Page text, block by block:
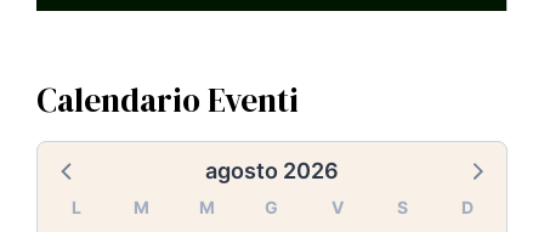
Calendario Eventi
agosto 2026
L M M G V S
D